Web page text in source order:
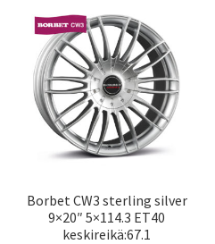
Borbet CW3 sterling silver
9×20″ 5×114.3 ET40
keskireikä:67.1